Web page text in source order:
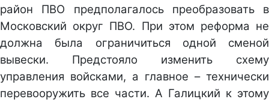
район ПВО предполагалось преобразовать в
Московский округ ПВО. При этом реформа не
должна была ограничиться одной сменой
вывески. Предстояло изменить схему
управления войсками, а главное – технически
перевооружить все части. А Галицкий к этому